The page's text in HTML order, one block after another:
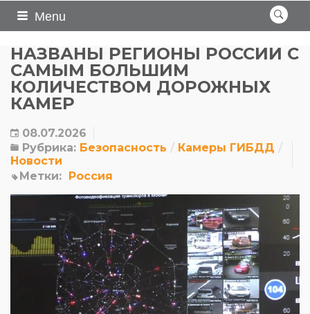
Menu
НАЗВАНЫ РЕГИОНЫ РОССИИ С
САМЫМ БОЛЬШИМ
КОЛИЧЕСТВОМ ДОРОЖНЫХ
КАМЕР
08.07.2026
Рубрика: Безопасность
Камеры ГИБДД
Новости
Метки: Россия